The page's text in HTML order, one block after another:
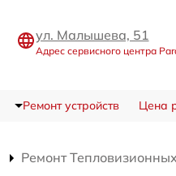
ул. Малышева, 51
Адрес сервисного центра
Ремонт устройств Цена
Ремонт